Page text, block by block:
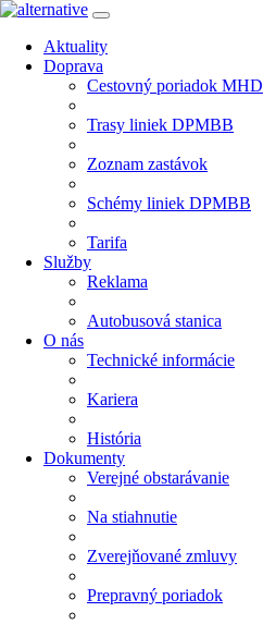
Aktuality
Doprava
Cestovný poriadok MHD
Trasy liniek DPMBB
Zoznam zastávok
Schémy liniek DPMBB
Tarifa
Služby
Reklama
Autobusová stanica
O nás
Technické informácie
Kariera
História
Dokumenty
Verejné obstarávanie
Na stiahnutie
Zverejňované zmluvy
Prepravný poriadok